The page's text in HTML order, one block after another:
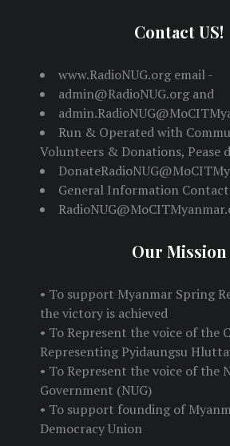
Contact US!
www.RadioNUG.org email -
admin@RadioNUG.org and
Run & Operated with
Volunteers & Donations, Pease
General Information
Our Mission
• To support Myanmar Spring
the victory is achieved
• To Represent the voice of the
Representing Pyidaungsu
• To Represent the voice of the
Government (NUG)
• To support founding of
Democracy Union